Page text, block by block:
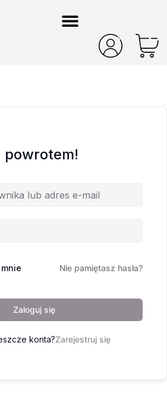
powrotem!
Nie pamiętasz hasła?
Zaloguj się
konta?Zarejestruj się